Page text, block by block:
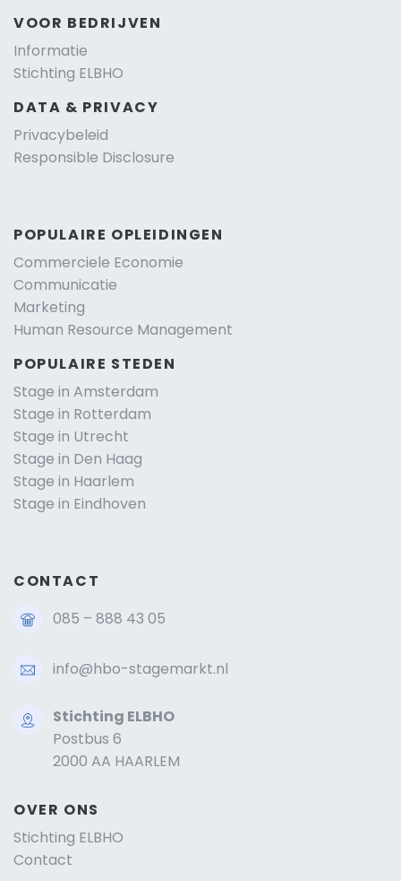
VOOR BEDRIJVEN
Informatie
Stichting ELBHO
DATA & PRIVACY
Privacybeleid
Responsible Disclosure
POPULAIRE OPLEIDINGEN
Commerciele Economie
Communicatie
Marketing
Human Resource Management
POPULAIRE STEDEN
Stage in Amsterdam
Stage in Rotterdam
Stage in Utrecht
Stage in Den Haag
Stage in Haarlem
Stage in Eindhoven
CONTACT
085 – 888 43 05
info@hbo-stagemarkt.nl
Stichting ELBHO
Postbus 6
2000 AA HAARLEM
OVER ONS
Stichting ELBHO
Contact